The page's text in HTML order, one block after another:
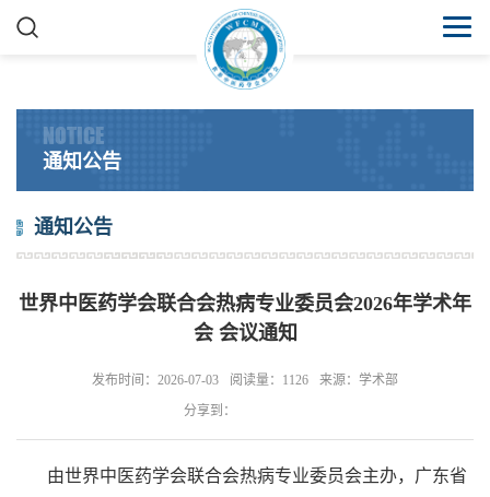
NOTICE
通知公告
通知公告
世界中医药学会联合会热病专业委员会2026年学术年
会 会议通知
发布时间：2026-07-03 阅读量：1126
来源：学术部
分享到：
由世界中医药学会联合会热病专业委员会主办，广东省